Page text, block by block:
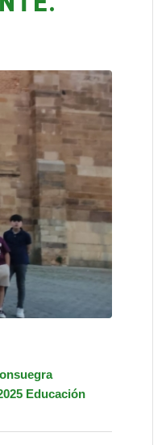
Educación